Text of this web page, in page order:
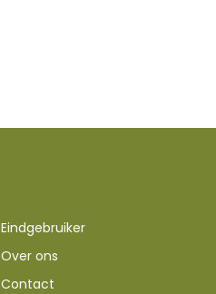
Eindgebruiker
Over ons
Contact